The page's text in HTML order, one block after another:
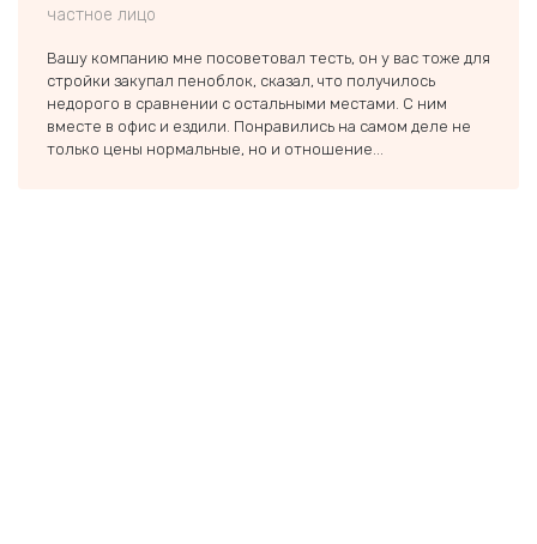
частное лицо
Вашу компанию мне посоветовал тесть, он у вас тоже для
стройки закупал пеноблок, сказал, что получилось
недорого в сравнении с остальными местами. С ним
вместе в офис и ездили. Понравились на самом деле не
только цены нормальные, но и отношение...